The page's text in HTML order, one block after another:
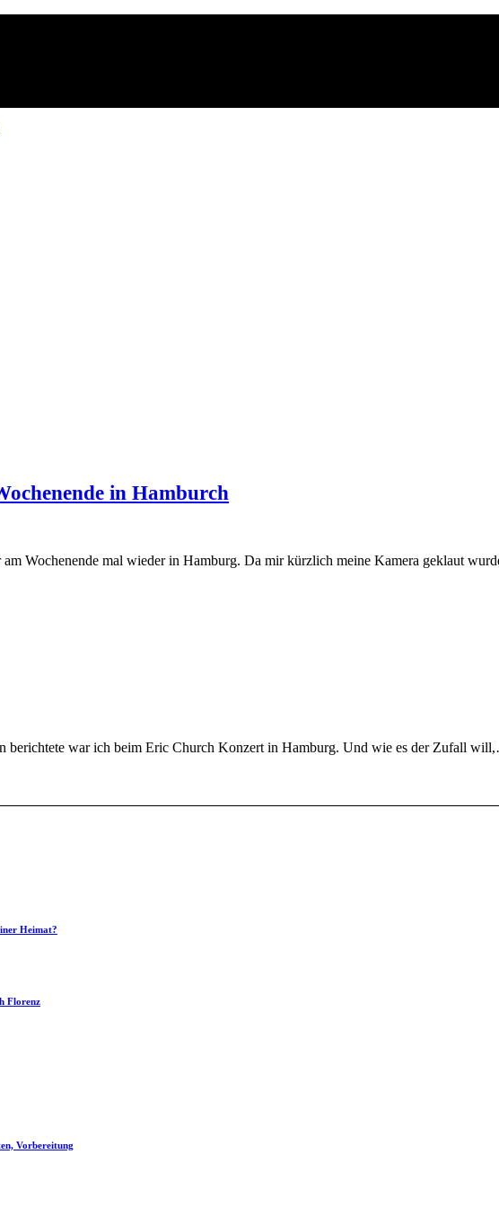
in Hamburch
Wochenende mal wieder in Hamburg. Da mir kürzlich meine Kamera geklaut
berichtete war ich beim Eric Church Konzert in Hamburg. Und wie es der Zufall
Heimat?
Florenz
Vorbereitung